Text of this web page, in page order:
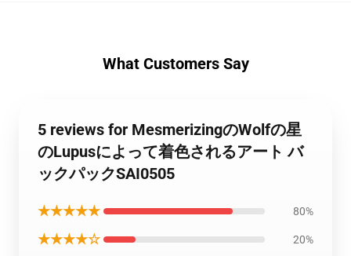
What Customers Say
5 reviews for MesmerizingのWolfの星
のLupusによって着色されるアート バ
ックパックSAI0505
★★★★★ 80%
★★★★☆ 20%